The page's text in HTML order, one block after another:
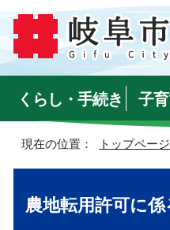
くらし・手続き 子
現在の位置： トップページ
農地転用許可に